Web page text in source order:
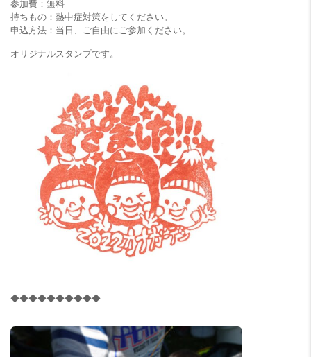
参加費：無料
持ちもの：熱中症対策をしてください。
申込方法：当日、ご自由にご参加ください。
オリジナルスタンプです。
◆◆◆◆◆◆◆◆◆◆